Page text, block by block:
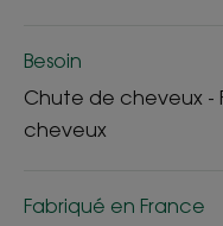
Besoin
Chute de cheveux -
cheveux
Fabriqué en France